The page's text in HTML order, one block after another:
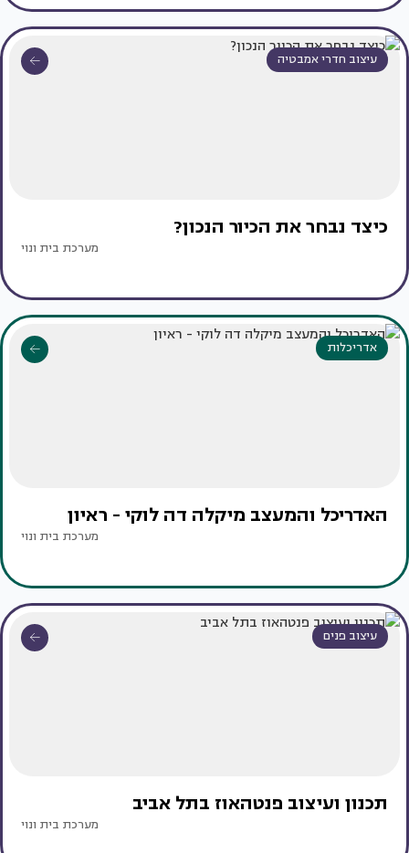
עיצוב חדרי אמבטיה
כיצד נבחר את הכיור הנכון?
מערכת בית ונוי
אדריכלות
האדריכל והמעצב מיקלה דה לוקי - ראיון
מערכת בית ונוי
עיצוב פנים
תכנון ועיצוב פנטהאוז בתל אביב
מערכת בית ונוי